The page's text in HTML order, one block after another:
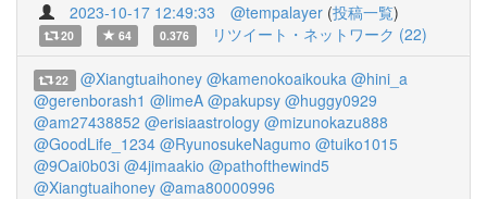
2023-10-17 12:49:33 @tempalayer (投稿一覧)
20 64 0.376 リツイート・ネットワーク (22)
22 @Xiangtuaihoney @kamenokoaikouka @hini_a
@gerenborash1 @limeA @pakupsy @huggy0929
@am27438852 @erisiaastrology @mizunokazu888
@GoodLife_1234 @RyunosukeNagumo @tuiko1015
@9Oai0b03i @4jimaakio @pathofthewind5
@Xiangtuaihoney @ama80000996